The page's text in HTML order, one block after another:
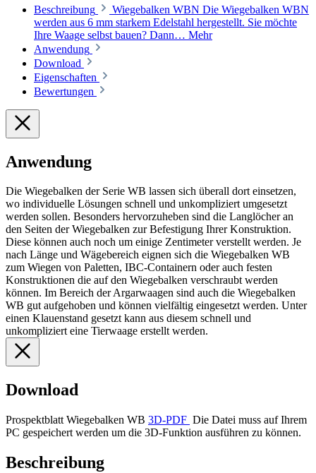
Beschreibung
Wiegebalken WBN Die Wiegebalken WBN
werden aus 6 mm starkem Edelstahl hergestellt. Sie möchte
Ihre Waage selbst bauen? Dann… Mehr
Anwendung
Download
Eigenschaften
Bewertungen
Anwendung
Die Wiegebalken der Serie WB lassen sich überall dort einsetzen,
wo individuelle Lösungen schnell und unkompliziert umgesetzt
werden sollen. Besonders hervorzuheben sind die Langlöcher an
den Seiten der Wiegebalken zur Befestigung Ihrer Konstruktion.
Diese können auch noch um einige Zentimeter verstellt werden. Je
nach Länge und Wägebereich eignen sich die Wiegebalken WB
zum Wiegen von Paletten, IBC-Containern oder auch festen
Konstruktionen die auf den Wiegebalken verschraubt werden
können. Im Bereich der Argarwaagen sind auch die Wiegebalken
WB gut aufgehoben und können vielfältig eingesetzt werden. Unter
einen Klauenstand gesetzt kann aus diesem schnell und
unkompliziert eine Tierwaage erstellt werden.
Download
Prospektblatt Wiegebalken WB 3D-PDF Die Datei muss auf Ihrem
PC gespeichert werden um die 3D-Funktion ausführen zu können.
Beschreibung